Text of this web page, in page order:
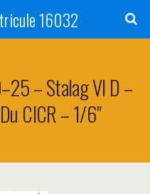
16032
– Stalag VI D –
CICR – 1/6"